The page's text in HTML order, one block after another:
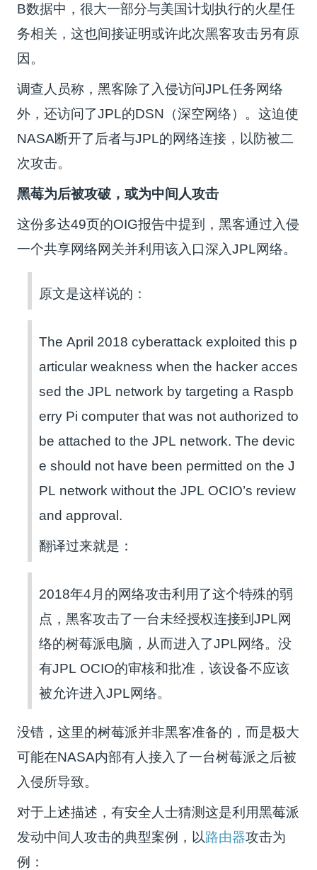
B数据中，很大一部分与美国计划执行的火星任
务相关，这也间接证明或许此次黑客攻击另有原
因。
调查人员称，黑客除了入侵访问JPL任务网络
外，还访问了JPL的DSN（深空网络）。这迫使
NASA断开了后者与JPL的网络连接，以防被二
次攻击。
黑莓为后被攻破，或为中间人攻击
这份多达49页的OIG报告中提到，黑客通过入侵
一个共享网络网关并利用该入口深入JPL网络。
原文是这样说的：
The April 2018 cyberattack exploited this p
articular weakness when the hacker acces
sed the JPL network by targeting a Raspb
erry Pi computer that was not authorized to
be attached to the JPL network. The devic
e should not have been permitted on the J
PL network without the JPL OCIO’s review
and approval.
翻译过来就是：
2018年4月的网络攻击利用了这个特殊的弱
点，黑客攻击了一台未经授权连接到JPL网
络的树莓派电脑，从而进入了JPL网络。没
有JPL OCIO的审核和批准，该设备不应该
被允许进入JPL网络。
没错，这里的树莓派并非黑客准备的，而是极大
可能在NASA内部有人接入了一台树莓派之后被
入侵所导致。
对于上述描述，有安全人士猜测这是利用黑莓派
发动中间人攻击的典型案例，以路由器攻击为
例：